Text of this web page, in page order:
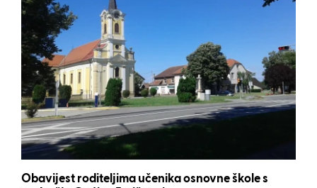
Obavijest roditeljima učenika osnovne škole s